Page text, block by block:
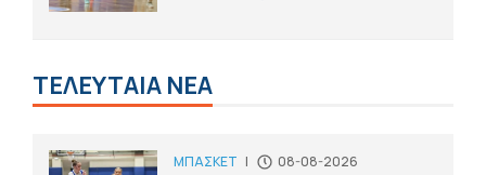
ΤΕΛΕΥΤΑΙΑ ΝΕΑ
ΜΠΑΣΚΕΤ | 08-08-2026